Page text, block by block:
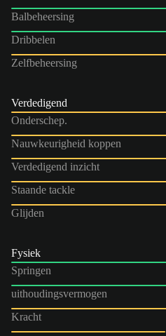
Balbeheersing
Dribbelen
Zelfbeheersing
Verdedigend
Onderschep.
Nauwkeurigheid koppen
Verdedigend inzicht
Staande tackle
Glijden
Fysiek
Springen
uithoudingsvermogen
Kracht